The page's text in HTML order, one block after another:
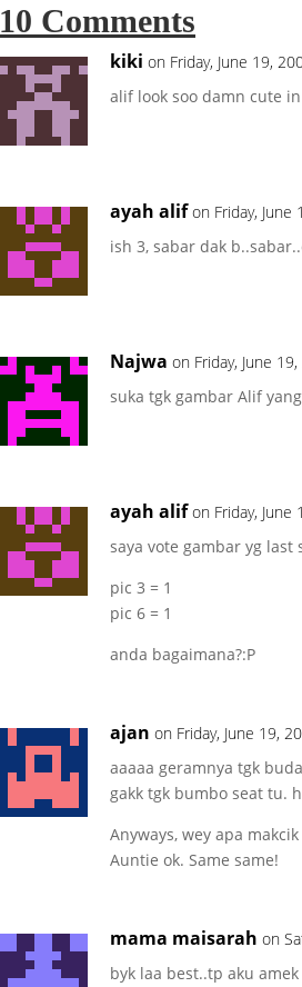
10 Comments
kiki on Friday, June 19,
alif look soo damn cute
ayah alif on Friday,
ish 3, sabar dak
Najwa on Friday, June
suka tgk gambar Alif
ayah alif on Friday,
saya vote gambar yg
pic 3 = 1
pic 6 = 1
anda bagaimana?:P
ajan on Friday, June 19,
aaaaa geramnya tgk
gakk tgk bumbo seat tu.
Anyways, wey apa
Auntie ok. Same same!
mama maisarah on
byk laa best..tp aku